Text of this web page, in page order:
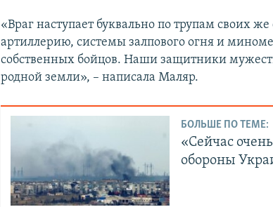
«Враг наступает буквально по трупам своих
артиллерию, системы залпового огня и
собственных бойцов. Наши защитники
родной земли», – написала Маляр.
БОЛЬШЕ ПО ТЕМЕ:
«Сейчас
обороны